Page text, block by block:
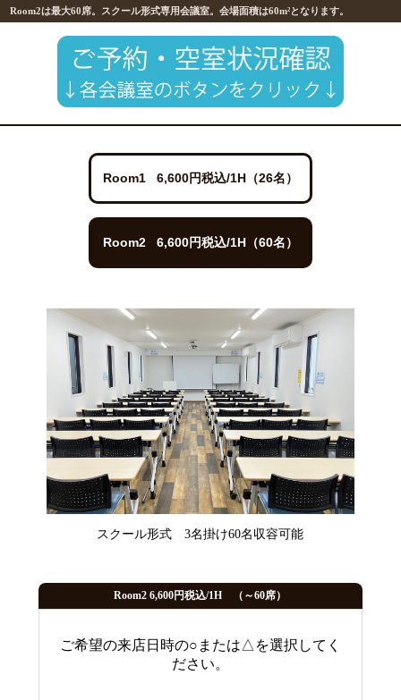
Room2は最大60席。スクール形式専用会議室。会場面積は60m²となります。
スクール形式 3名掛け60名収容可能
Room2 6,600円税込/1H （～60席）
ご希望の来店日時の○または△を選択してく
ださい。